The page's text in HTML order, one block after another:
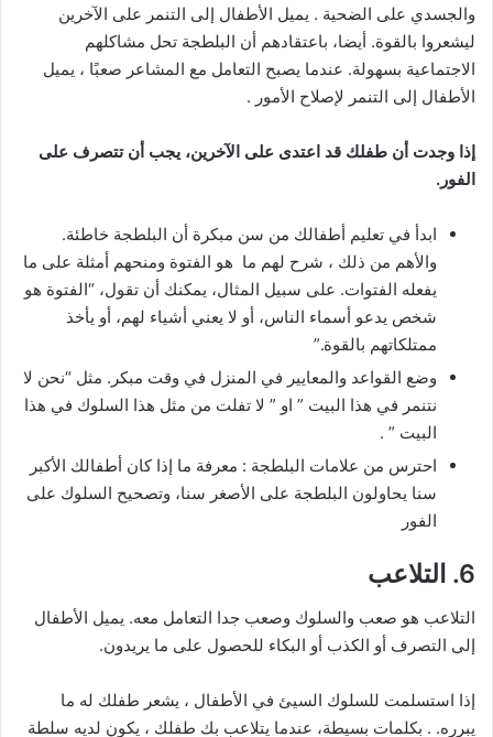
والجسدي على الضحية . يميل الأطفال إلى التنمر على الآخرين
ليشعروا بالقوة. أيضا، باعتقادهم أن البلطجة تحل مشاكلهم
الاجتماعية بسهولة. عندما يصبح التعامل مع المشاعر صعبًا ، يميل
الأطفال إلى التنمر لإصلاح الأمور .
إذا وجدت أن طفلك قد اعتدى على الآخرين، يجب أن تتصرف على
الفور.
ابدأ في تعليم أطفالك من سن مبكرة أن البلطجة خاطئة.
والأهم من ذلك ، شرح لهم ما هو الفتوة ومنحهم أمثلة على ما
يفعله الفتوات. على سبيل المثال، يمكنك أن تقول، “الفتوة هو
شخص يدعو أسماء الناس، أو لا يعني أشياء لهم، أو يأخذ
ممتلكاتهم بالقوة.”
وضع القواعد والمعايير في المنزل في وقت مبكر. مثل “نحن لا
نتنمر في هذا البيت ” او ” لا تفلت من مثل هذا السلوك في هذا
البيت ” .
احترس من علامات البلطجة : معرفة ما إذا كان أطفالك الأكبر
سنا يحاولون البلطجة على الأصغر سنا، وتصحيح السلوك على
الفور
6. التلاعب
التلاعب هو صعب والسلوك وصعب جدا التعامل معه. يميل الأطفال
إلى التصرف أو الكذب أو البكاء للحصول على ما يريدون.
إذا استسلمت للسلوك السيئ في الأطفال ، يشعر طفلك له ما
يبرره. . بكلمات بسيطة، عندما يتلاعب بك طفلك ، يكون لديه سلطة